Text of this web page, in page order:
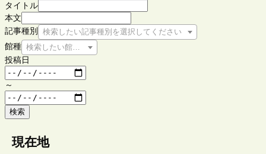
タイトル
本文
記事種別
検索したい記事種別を選択してください
館種 検索したい館種を選択してください
投稿日
～
検索
現在地